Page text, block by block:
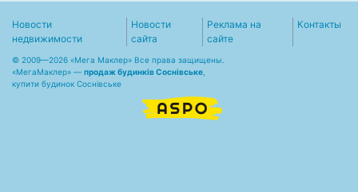
Новости
недвижимости
Новости
сайта
Реклама на
сайте
Контакты
© 2009—2026 «Мега Маклер» Все права защищены.
«МегаМаклер» — продаж будинків Соснівське
купити будинок Соснівське